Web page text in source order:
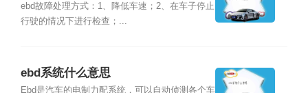
ebd故障处理方式：1、降低车速；2、在车子停止
行驶的情况下进行检查；...
ebd系统什么意思
Ebd是汽车的电制力配系统，可以自动侦测各个车